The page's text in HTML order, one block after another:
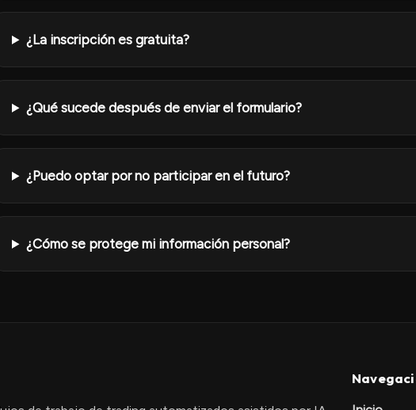
¿La inscripción es gratuita?
¿Qué sucede después de enviar el formulario?
¿Puedo optar por no participar en el futuro?
¿Cómo se protege mi información personal?